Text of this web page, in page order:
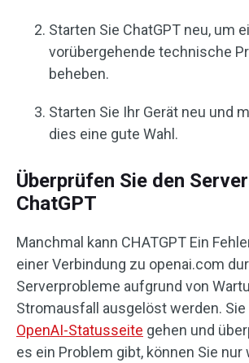
Starten Sie ChatGPT neu, um
vorübergehende technische
beheben.
Starten Sie Ihr Gerät neu und
dies eine gute Wahl.
Überprüfen Sie den
ChatGPT
Manchmal kann CHATGPT Ein
einer Verbindung zu openai.com
Serverprobleme aufgrund von
Stromausfall ausgelöst werden.
OpenAI-Statusseite gehen und
es ein Problem gibt, können Sie nur